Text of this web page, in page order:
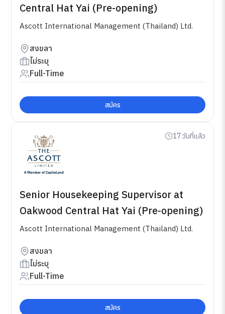
Central Hat Yai (Pre-opening)
Ascott International Management (Thailand) Ltd.
สงขลา
ไม่ระบุ
Full-Time
สมัคร
17 วันที่แล้ว
Senior Housekeeping Supervisor at
Oakwood Central Hat Yai (Pre-opening)
Ascott International Management (Thailand) Ltd.
สงขลา
ไม่ระบุ
Full-Time
สมัคร